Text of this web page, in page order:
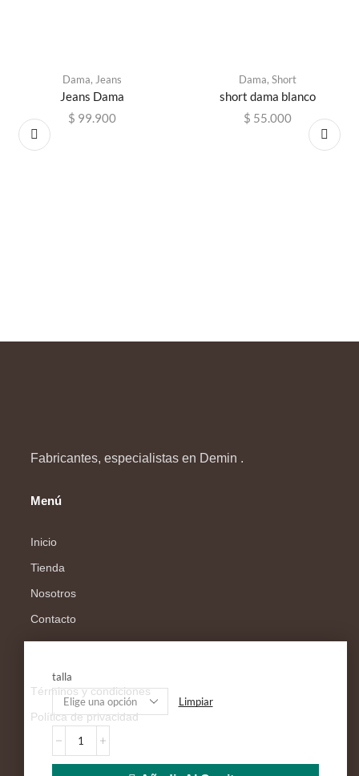
Dama, Jeans
Jeans Dama
$ 99.900
Dama, Short
short dama blanco
$ 55.000
talla
Limpiar
Fabricantes, especialistas en Demin .
Menú
Inicio
Tienda
Nosotros
Contacto
Términos y condiciones
Política de privacidad
Síguenos